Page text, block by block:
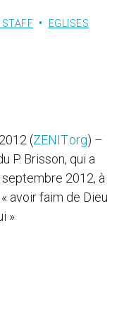
EGLISES
(ZENIT.org) –
P. Brisson, qui a
2012, à
avoir faim de Dieu
»